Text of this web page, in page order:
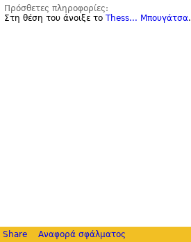
Πρόσθετες πληροφορίες:
Στη θέση του άνοιξε το Thess... Μπουγάτσα.
Share Αναφορά σφάλματος